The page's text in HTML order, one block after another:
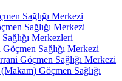
Sağlığı Merkezi
Sağlığı Merkezi
Merkezleri
Sağlığı Merkezi
Göçmen Sağlığı Merkezi
Göçmen Sağlığı